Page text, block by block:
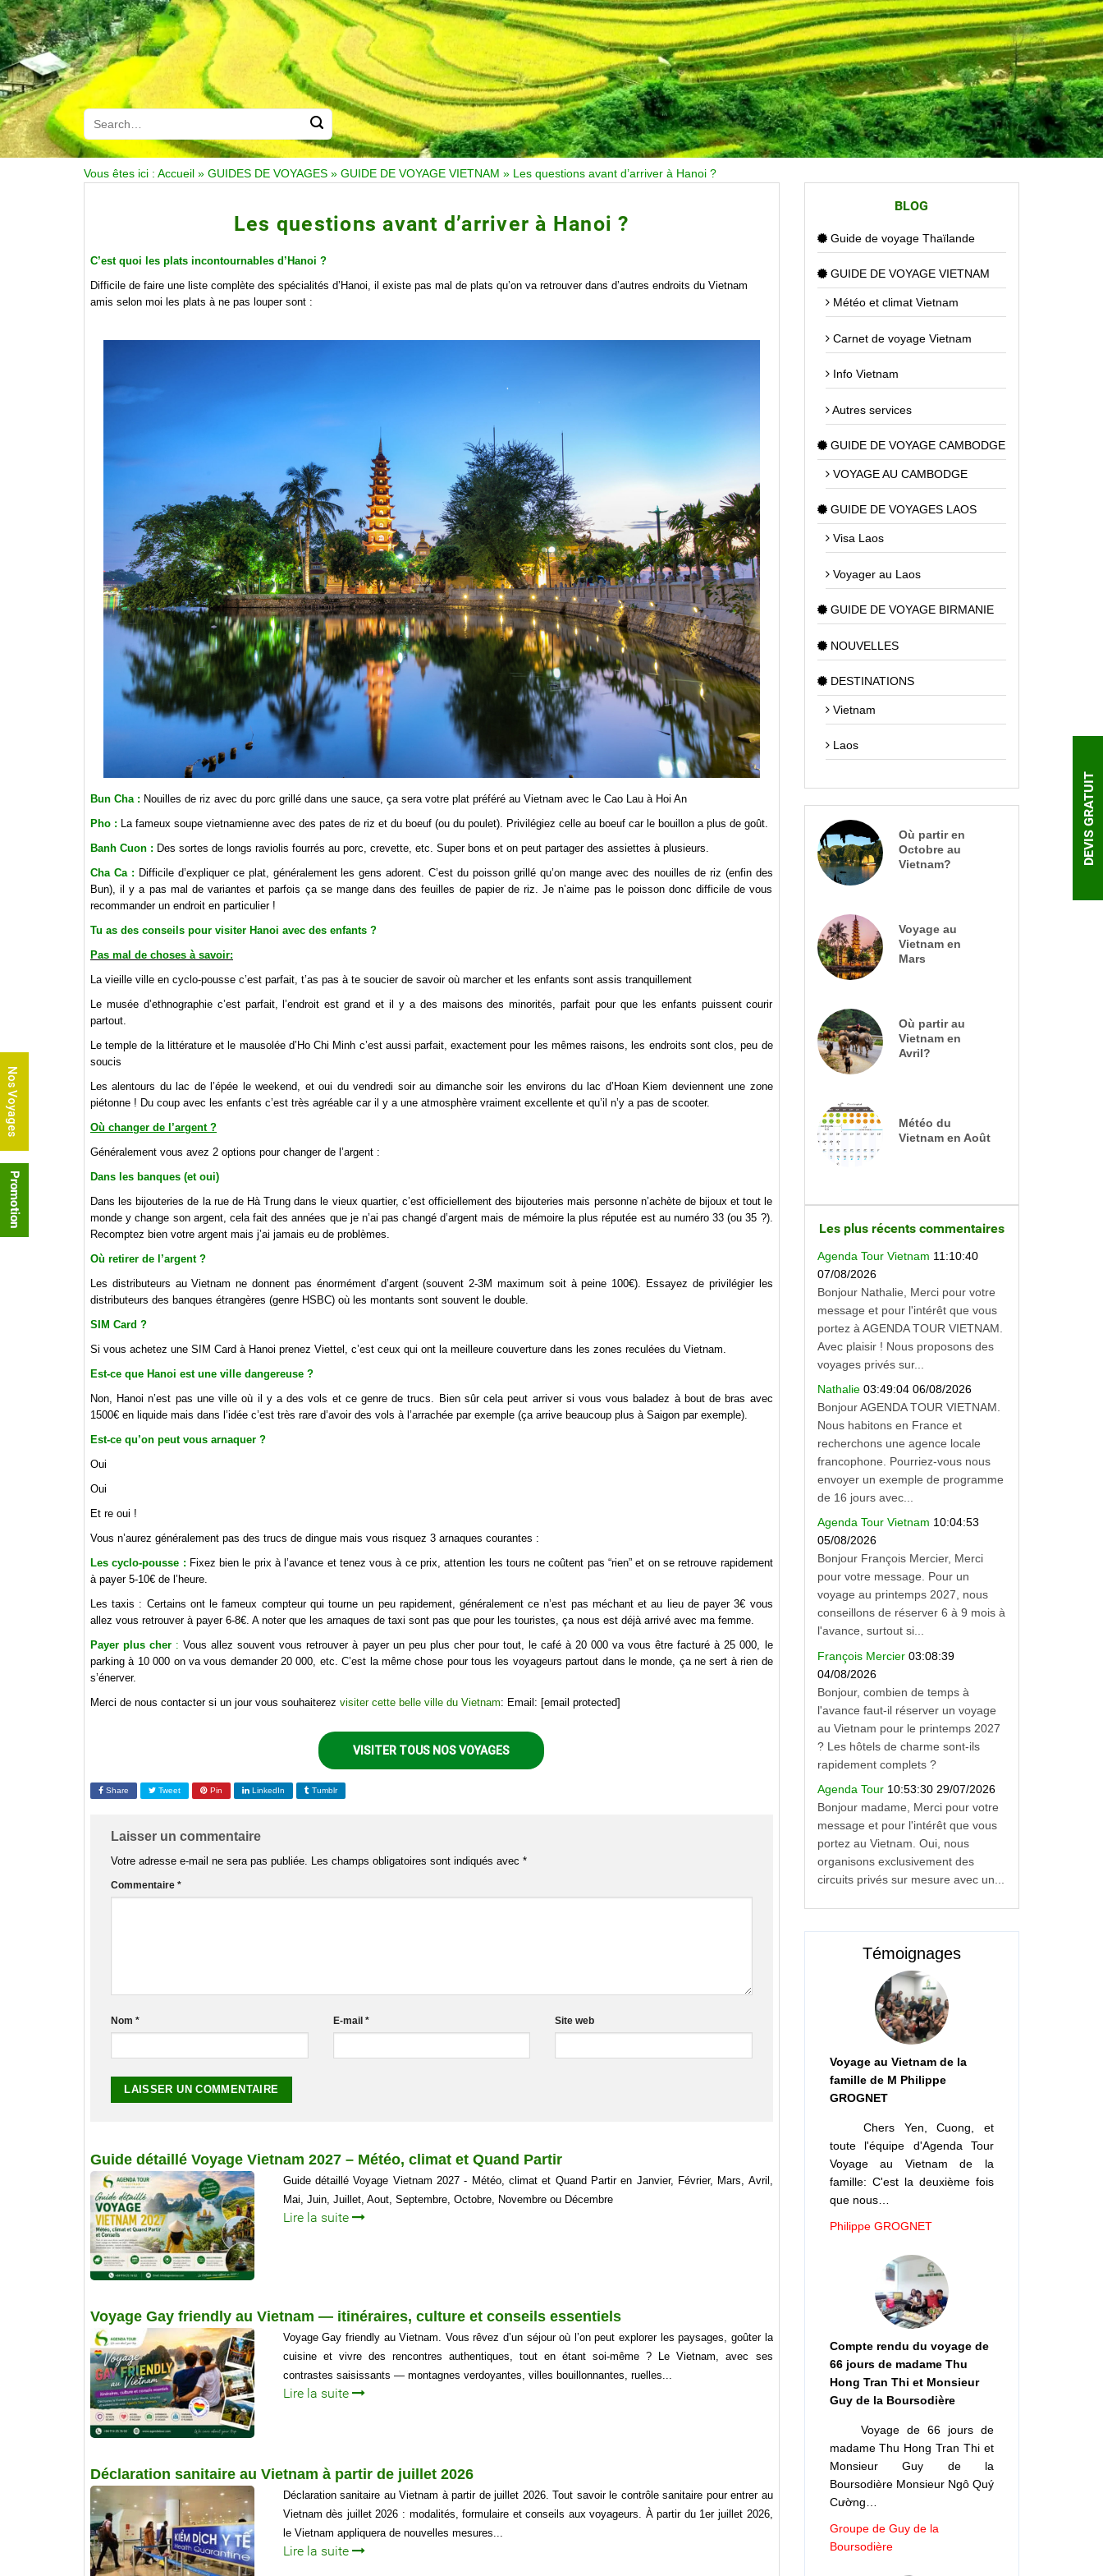
Vous êtes ici : Accueil » GUIDES DE VOYAGES » GUIDE DE VOYAGE VIETNAM » Les questions avant d’arriver à Hanoi ?
Les questions avant d’arriver à Hanoi ?
C’est quoi les plats incontournables d’Hanoi ?
Difficile de faire une liste complète des spécialités d’Hanoi, il existe pas mal de plats qu’on va retrouver dans d’autres endroits du Vietnam
amis selon moi les plats à ne pas louper sont :
Bun Cha : Nouilles de riz avec du porc grillé dans une sauce, ça sera votre plat préféré au Vietnam avec le Cao Lau à Hoi An
Pho : La fameux soupe vietnamienne avec des pates de riz et du boeuf (ou du poulet). Privilégiez celle au boeuf car le bouillon a plus de goût.
Banh Cuon : Des sortes de longs raviolis fourrés au porc, crevette, etc. Super bons et on peut partager des assiettes à plusieurs.
Cha Ca : Difficile d’expliquer ce plat, généralement les gens adorent. C’est du poisson grillé qu’on mange avec des nouilles de riz (enfin des
Bun), il y a pas mal de variantes et parfois ça se mange dans des feuilles de papier de riz. Je n’aime pas le poisson donc difficile de vous
recommander un endroit en particulier !
Tu as des conseils pour visiter Hanoi avec des enfants ?
Pas mal de choses à savoir:
La vieille ville en cyclo-pousse c’est parfait, t’as pas à te soucier de savoir où marcher et les enfants sont assis tranquillement
Le musée d’ethnographie c’est parfait, l’endroit est grand et il y a des maisons des minorités, parfait pour que les enfants puissent courir
partout.
Le temple de la littérature et le mausolée d’Ho Chi Minh c’est aussi parfait, exactement pour les mêmes raisons, les endroits sont clos, peu de
soucis
Les alentours du lac de l’épée le weekend, et oui du vendredi soir au dimanche soir les environs du lac d’Hoan Kiem deviennent une zone
piétonne ! Du coup avec les enfants c’est très agréable car il y a une atmosphère vraiment excellente et qu’il n’y a pas de scooter.
Où changer de l’argent ?
Généralement vous avez 2 options pour changer de l’argent :
Dans les banques (et oui)
Dans les bijouteries de la rue de Hà Trung dans le vieux quartier, c’est officiellement des bijouteries mais personne n’achète de bijoux et tout le
monde y change son argent, cela fait des années que je n’ai pas changé d’argent mais de mémoire la plus réputée est au numéro 33 (ou 35 ?).
Recomptez bien votre argent mais j’ai jamais eu de problèmes.
Où retirer de l’argent ?
Les distributeurs au Vietnam ne donnent pas énormément d’argent (souvent 2-3M maximum soit à peine 100€). Essayez de privilégier les
distributeurs des banques étrangères (genre HSBC) où les montants sont souvent le double.
SIM Card ?
Si vous achetez une SIM Card à Hanoi prenez Viettel, c’est ceux qui ont la meilleure couverture dans les zones reculées du Vietnam.
Est-ce que Hanoi est une ville dangereuse ?
Non, Hanoi n’est pas une ville où il y a des vols et ce genre de trucs. Bien sûr cela peut arriver si vous vous baladez à bout de bras avec
1500€ en liquide mais dans l’idée c’est très rare d’avoir des vols à l’arrachée par exemple (ça arrive beaucoup plus à Saigon par exemple).
Est-ce qu’on peut vous arnaquer ?
Oui
Oui
Et re oui !
Vous n’aurez généralement pas des trucs de dingue mais vous risquez 3 arnaques courantes :
Les cyclo-pousse : Fixez bien le prix à l’avance et tenez vous à ce prix, attention les tours ne coûtent pas “rien” et on se retrouve rapidement
à payer 5-10€ de l’heure.
Les taxis : Certains ont le fameux compteur qui tourne un peu rapidement, généralement ce n’est pas méchant et au lieu de payer 3€ vous
allez vous retrouver à payer 6-8€. A noter que les arnaques de taxi sont pas que pour les touristes, ça nous est déjà arrivé avec ma femme.
Payer plus cher : Vous allez souvent vous retrouver à payer un peu plus cher pour tout, le café à 20 000 va vous être facturé à 25 000, le
parking à 10 000 on va vous demander 20 000, etc. C’est la même chose pour tous les voyageurs partout dans le monde, ça ne sert à rien de
s’énerver.
Merci de nous contacter si un jour vous souhaiterez visiter cette belle ville du Vietnam: Email: [email protected]
VISITER TOUS NOS VOYAGES
Share Tweet Pin LinkedIn Tumblr
Laisser un commentaire
Votre adresse e-mail ne sera pas publiée. Les champs obligatoires sont indiqués avec *
Commentaire *
Nom * E-mail * Site web
Guide détaillé Voyage Vietnam 2027 – Météo, climat et Quand Partir
Guide détaillé Voyage Vietnam 2027 - Météo, climat et Quand Partir en Janvier, Février, Mars, Avril,
Mai, Juin, Juillet, Aout, Septembre, Octobre, Novembre ou Décembre
Lire la suite
Voyage Gay friendly au Vietnam — itinéraires, culture et conseils essentiels
Voyage Gay friendly au Vietnam. Vous rêvez d’un séjour où l’on peut explorer les paysages, goûter la
cuisine et vivre des rencontres authentiques, tout en étant soi-même ? Le Vietnam, avec ses
contrastes saisissants — montagnes verdoyantes, villes bouillonnantes, ruelles...
Lire la suite
Déclaration sanitaire au Vietnam à partir de juillet 2026
Déclaration sanitaire au Vietnam à partir de juillet 2026. Tout savoir le contrôle sanitaire pour entrer au
Vietnam dès juillet 2026 : modalités, formulaire et conseils aux voyageurs. À partir du 1er juillet 2026,
le Vietnam appliquera de nouvelles mesures...
Lire la suite
BLOG
Guide de voyage Thaïlande
GUIDE DE VOYAGE VIETNAM
Météo et climat Vietnam
Carnet de voyage Vietnam
Info Vietnam
Autres services
GUIDE DE VOYAGE CAMBODGE
VOYAGE AU CAMBODGE
GUIDE DE VOYAGES LAOS
Visa Laos
Voyager au Laos
GUIDE DE VOYAGE BIRMANIE
NOUVELLES
DESTINATIONS
Vietnam
Laos
Où partir en
Octobre au
Vietnam?
Voyage au
Vietnam en
Mars
Où partir au
Vietnam en
Avril?
Météo du
Vietnam en Août
Les plus récents commentaires
Agenda Tour Vietnam 11:10:40
07/08/2026
Bonjour Nathalie, Merci pour votre
message et pour l'intérêt que vous
portez à AGENDA TOUR VIETNAM.
Avec plaisir ! Nous proposons des
voyages privés sur...
Nathalie 03:49:04 06/08/2026
Bonjour AGENDA TOUR VIETNAM.
Nous habitons en France et
recherchons une agence locale
francophone. Pourriez-vous nous
envoyer un exemple de programme
de 16 jours avec...
Agenda Tour Vietnam 10:04:53
05/08/2026
Bonjour François Mercier, Merci
pour votre message. Pour un
voyage au printemps 2027, nous
conseillons de réserver 6 à 9 mois à
l'avance, surtout si...
François Mercier 03:08:39
04/08/2026
Bonjour, combien de temps à
l'avance faut-il réserver un voyage
au Vietnam pour le printemps 2027
? Les hôtels de charme sont-ils
rapidement complets ?
Agenda Tour 10:53:30 29/07/2026
Bonjour madame, Merci pour votre
message et pour l'intérêt que vous
portez au Vietnam. Oui, nous
organisons exclusivement des
circuits privés sur mesure avec un...
Témoignages
Voyage au Vietnam de la
famille de M Philippe
GROGNET
Chers Yen, Cuong, et
toute l'équipe d'Agenda Tour
Voyage au Vietnam de la
famille: C'est la deuxième fois
que nous…
Philippe GROGNET
Compte rendu du voyage de
66 jours de madame Thu
Hong Tran Thi et Monsieur
Guy de la Boursodière
Voyage de 66 jours de
madame Thu Hong Tran Thi et
Monsieur Guy de la
Boursodière Monsieur Ngô Quý
Cường…
Groupe de Guy de la
Boursodière
DEVIS GRATUIT
Nos Voyages